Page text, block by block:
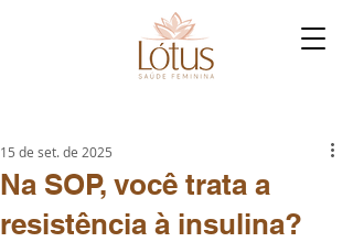
Na SOP, você trata a
resistência à insulina?
15 de set. de 2025